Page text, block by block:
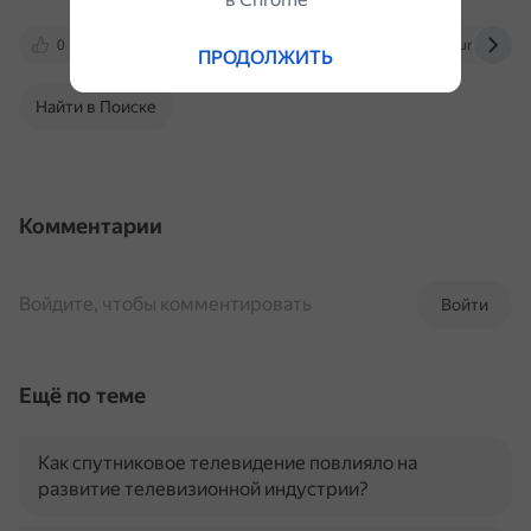
0
Найти в Поиске
Комментарии
Войти
Войдите, чтобы комментировать
Ещё по теме
Как спутниковое телевидение повлияло на
развитие телевизионной индустрии?
ПРОДОЛЖИТЬ